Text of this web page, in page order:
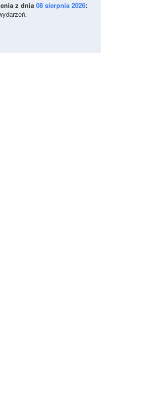
z dnia 08 sierpnia 2026: